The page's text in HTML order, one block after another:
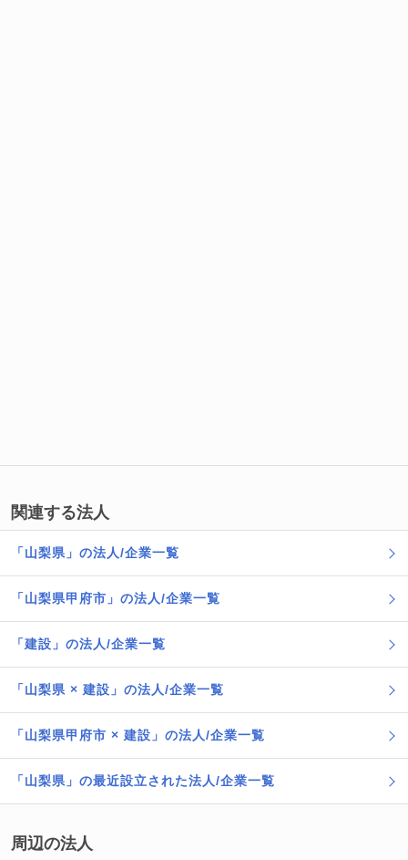
関連する法人
「山梨県」の法人/企業一覧
「山梨県甲府市」の法人/企業一覧
「建設」の法人/企業一覧
「山梨県 × 建設」の法人/企業一覧
「山梨県甲府市 × 建設」の法人/企業一覧
「山梨県」の最近設立された法人/企業一覧
周辺の法人